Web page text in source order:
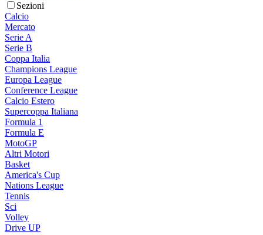
Sezioni
Calcio
Mercato
Serie A
Serie B
Coppa Italia
Champions League
Europa League
Conference League
Calcio Estero
Supercoppa Italiana
Formula 1
Formula E
MotoGP
Altri Motori
Basket
America's Cup
Nations League
Tennis
Sci
Volley
Drive UP